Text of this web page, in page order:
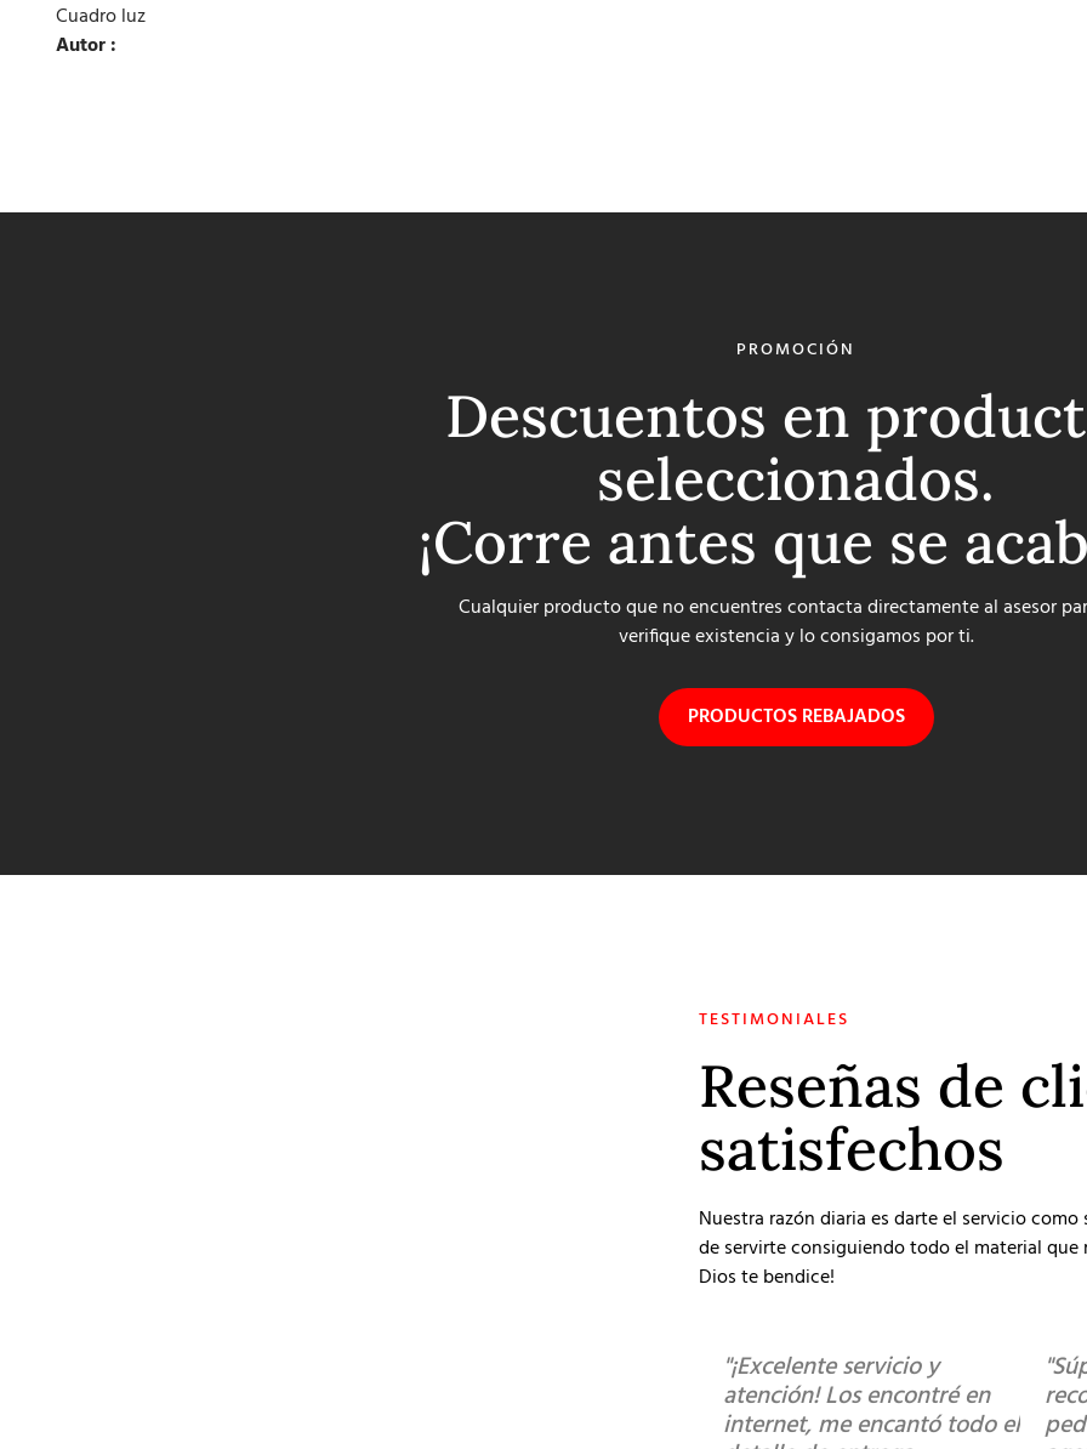
Cuadro luz
Autor :
PROMOCIÓN
Descuentos en
seleccionados.
¡Corre antes que se
Cualquier producto que no encuentres contacta directamente al asesor
verifique existencia y lo consigamos por ti.
PRODUCTOS REBAJADOS
TESTIMONIALES
Reseñas de
satisfechos
Nuestra razón diaria es darte el servicio
de servirte consiguiendo todo el material que
Dios te bendice!
"¡Excelente servicio y
atención! Los encontré en
internet, me encantó todo el